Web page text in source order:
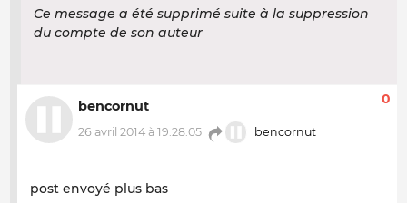
Ce message a été supprimé suite à la suppression
du compte de son auteur
bencornut
26 avril 2014 à 19:28:05 bencornut
0
post envoyé plus bas